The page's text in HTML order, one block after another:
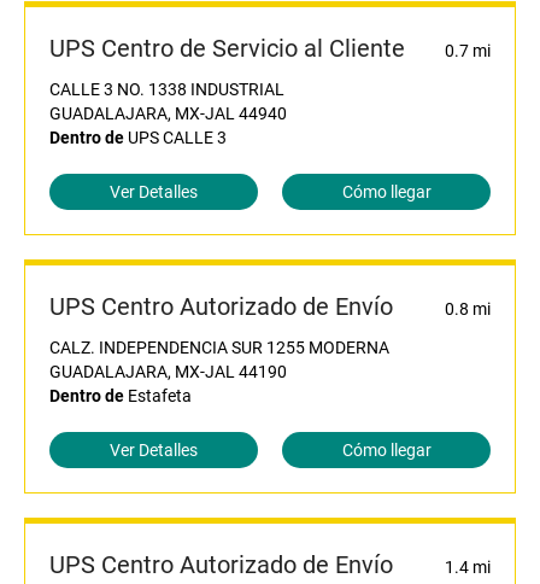
UPS Centro de Servicio al Cliente
0.7 mi
CALLE 3 NO. 1338 INDUSTRIAL
GUADALAJARA, MX-JAL 44940
Dentro de UPS CALLE 3
Ver Detalles Cómo llegar
UPS Centro Autorizado de Envío
0.8 mi
CALZ. INDEPENDENCIA SUR 1255 MODERNA
GUADALAJARA, MX-JAL 44190
Dentro de Estafeta
Ver Detalles Cómo llegar
UPS Centro Autorizado de Envío
1.4 mi